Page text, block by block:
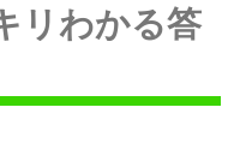
リわかる答